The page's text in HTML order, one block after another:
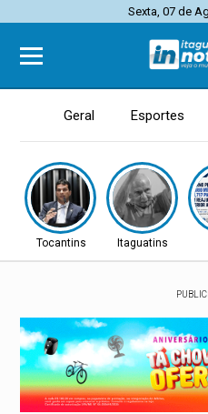
Sexta, 07 de
Geral Esportes
Tocantins Itaguatins